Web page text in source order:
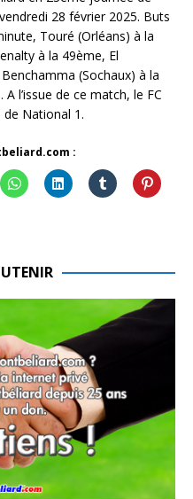
28 février 2025. Buts
Touré (Orléans) à la
à la 49ème, El
(Sochaux) à la
l’issue de ce match, le FC
National 1.
: